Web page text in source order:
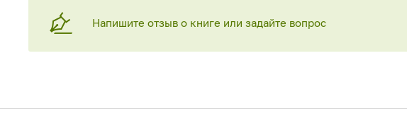
Напишите отзыв о книге или задайте вопрос